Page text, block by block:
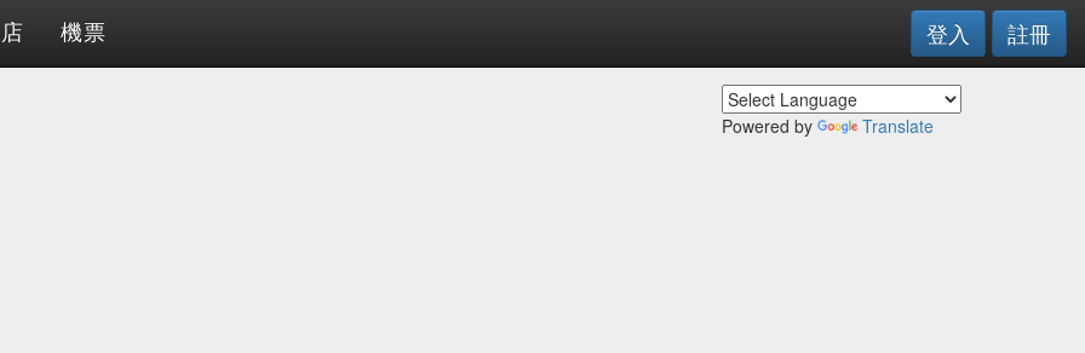
機票 登入 註冊
Powered by Translate